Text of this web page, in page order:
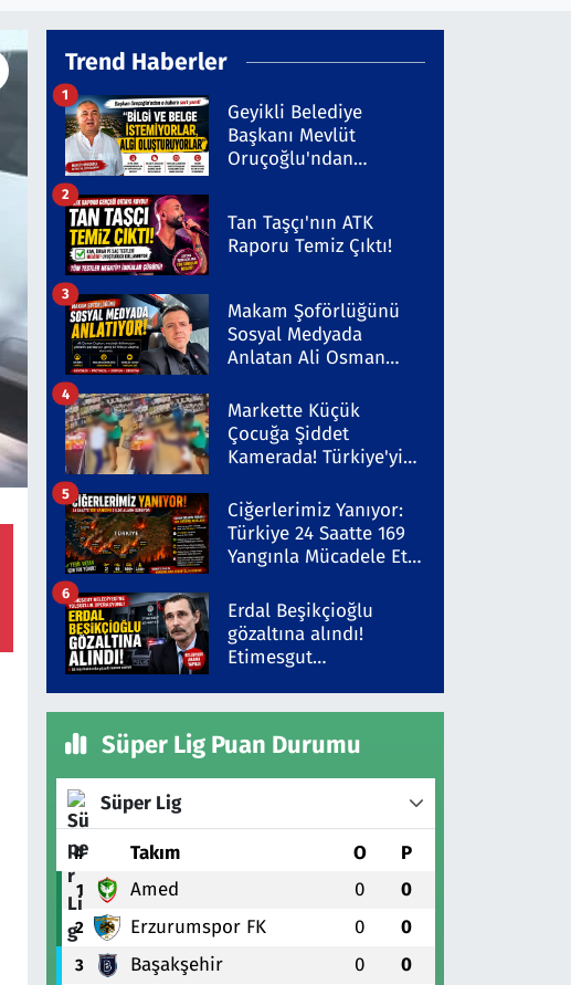
Trend Haberler
Geyikli Belediye
Başkanı Mevlüt
Oruçoğlu'ndan
1
Tan Taşçı'nın ATK
Raporu Temiz Çıktı!
2
Makam Şoförlüğünü
Sosyal Medyada
Anlatan Ali Osman
3
Markette Küçük
Çocuğa Şiddet
Kamerada! Türkiye'yi
Şüpheli Gözaltında
4
Ciğerlerimiz Yanıyor:
Türkiye 24 Saatte 169
Yangınla Mücadele Etti!
5
Erdal Beşikçioğlu
gözaltına alındı!
Etimesgut
6
Süper Lig Puan Durumu
Süper Lig
# Takım O P
1 Amed 0 0
2 Erzurumspor FK 0 0
3 Başakşehir 0 0